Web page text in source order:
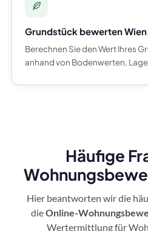
Grundstück bewerten Wien
Berechnen Sie den Wert Ihres
anhand von Bodenwerten,
Häufige
Hier beantworten wir die
dieOnline-
Wertermittlung für